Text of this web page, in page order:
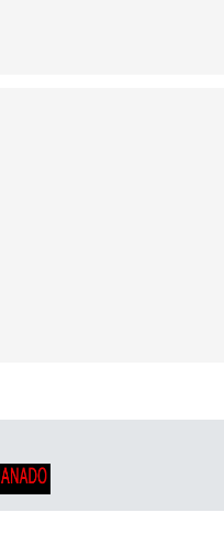
- Santun & Terpercaya™